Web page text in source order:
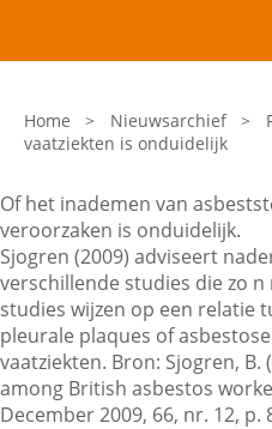
Laatste nieuws
Onze organisatie
Veelgestelde vragen
Contactgegevens
Zoeken
Home > Nieuwsarchief >
vaatziekten is onduidelijk
Of het inademen van
veroorzaken is onduidelijk.
Sjogren (2009) adviseert
verschillende studies die zo
studies wijzen op een relatie
pleurale plaques of
vaatziekten. Bron: Sjogren,
among British asbestos
December 2009, 66, nr. 12, p.